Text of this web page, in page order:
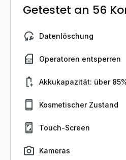
Getestet an 56
Datenlöschung
Operatoren entsperren
Akkukapazität: über
Kosmetischer Zustand
Touch-Screen
Kameras